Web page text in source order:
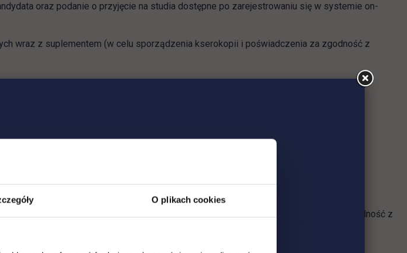
O plikach cookies
oraz podanie o przyjęcie na studia dostępne po zarejestrowaniu się w systemie on-
wraz z suplementem (w celu sporządzenia kserokopii i poświadczenia za zgodność z
przyjęcie do Uczelni Techniczno-Handlowej im. H.
dostarczyć następujące dokumenty:
i kartę przebiegu studiów (w celu sporządzenia kserokopii i poświadczenia za zgodność z